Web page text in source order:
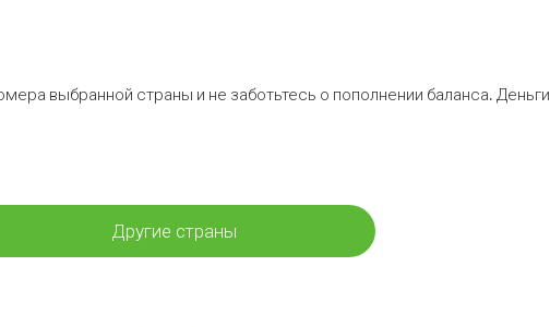
выбранной страны и не заботьтесь о пополнении баланса. Деньги
Другие страны